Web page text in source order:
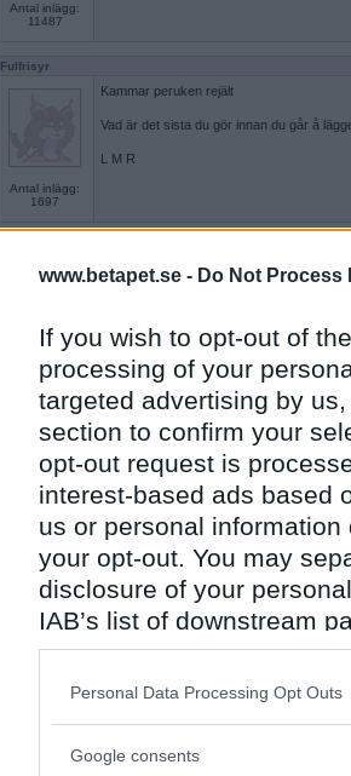
www.betapet.se - Do Not Process
If you wish to opt-out of
processing of your
targeted advertising by
section to confirm your
opt-out request is
interest-based ads based
us or personal
your opt-out. You may
disclosure of your
IAB’s list of downstream
also be disclosed by us
Downstream Participants
Please note that this
Personal Data Processing Opt Outs
Google consents
Antal inlägg:
11487
Fulfrisyr
Antal inlägg:
1697
Kammar peruken rejält
Vad är det sista du gör innan du går å
L M R
Antal inlägg:
11487
Ler mot raringarna
Å J B
Fulfrisyr
1697
Vad är det bästa som hänt dig?
S L G
Antal inlägg:
Såklart (lätt!) gullebarnen